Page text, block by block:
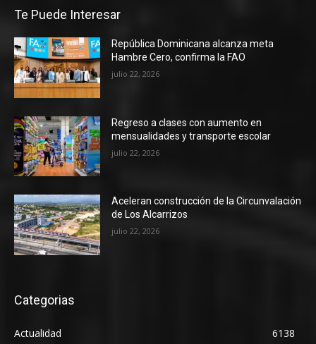
Te Puede Interesar
República Dominicana alcanza meta
Hambre Cero, confirma la FAO
julio 22, 2026
Regreso a clases con aumento en
mensualidades y transporte escolar
julio 22, 2026
Aceleran construcción de la Circunvalación
de Los Alcarrizos
julio 22, 2026
Categorias
Actualidad
6138